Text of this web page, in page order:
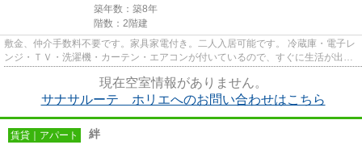
築年数：築8年
階数：2階建
敷金、仲介手数料不要です。家具家電付き。二人入居可能です。 冷蔵庫・電子レ
ンジ・ＴＶ・洗濯機・カーテン・エアコンが付いているので、すぐに生活が出来
現在空室情報がありません。
サナサルーテ ホリエへのお問い合わせはこちら
賃貸｜アパート 絆